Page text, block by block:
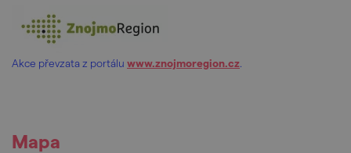
Akce převzata z portálu www.znojmoregion.cz
Mapa